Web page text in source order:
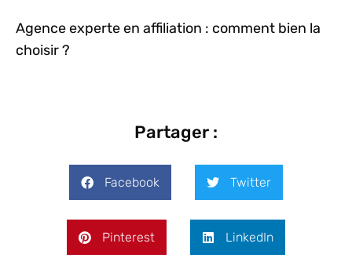
Agence experte en affiliation : comment bien la
choisir ?
Partager :
Facebook Twitter
Pinterest LinkedIn